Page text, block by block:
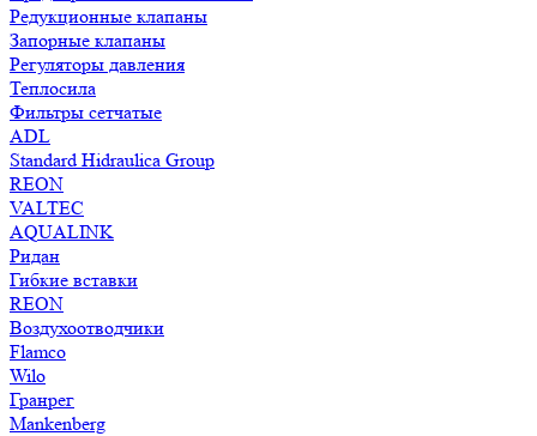
Редукционные клапаны
Запорные клапаны
Регуляторы давления
Теплосила
Фильтры сетчатые
ADL
Standard Hidraulica Group
REON
VALTEC
AQUALINK
Ридан
Гибкие вставки
REON
Воздухоотводчики
Flamco
Wilo
Гранрег
Mankenberg